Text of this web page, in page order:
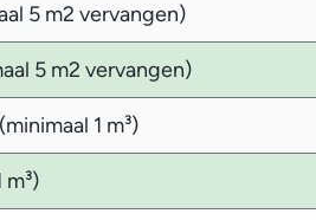
5 m2 vervangen)
5 m2 vervangen)
1 m³)